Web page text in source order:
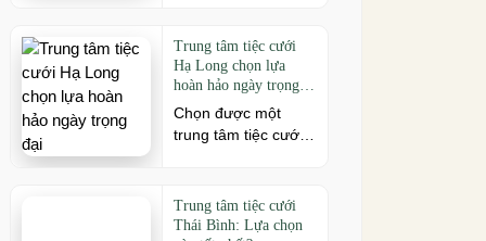
garden spaces,
premium cuisine
prepared under the
ISO 22000:2018
food safety
dedicated event
support to help
khả năng triển khai
chuyên nghiệp. Tại
Hải Phòng, nhiều
công ty cung cấp đa
dạng dịch vụ từ tiệc
building và sự kiện
doanh nghiệp. Dưới
Trung tâm tiệc cưới
Hạ Long chọn lựa
hoàn hảo ngày trọng
đại
Chọn được một
trung tâm tiệc cưới
quan trọng đầu tiên
mở ra một ngày
Trung tâm tiệc cưới
Thái Bình: Lựa chọn